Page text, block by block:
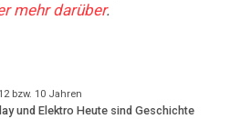
mehr darüber.
bzw. 10 Jahren
und Elektro Heute sind Geschichte